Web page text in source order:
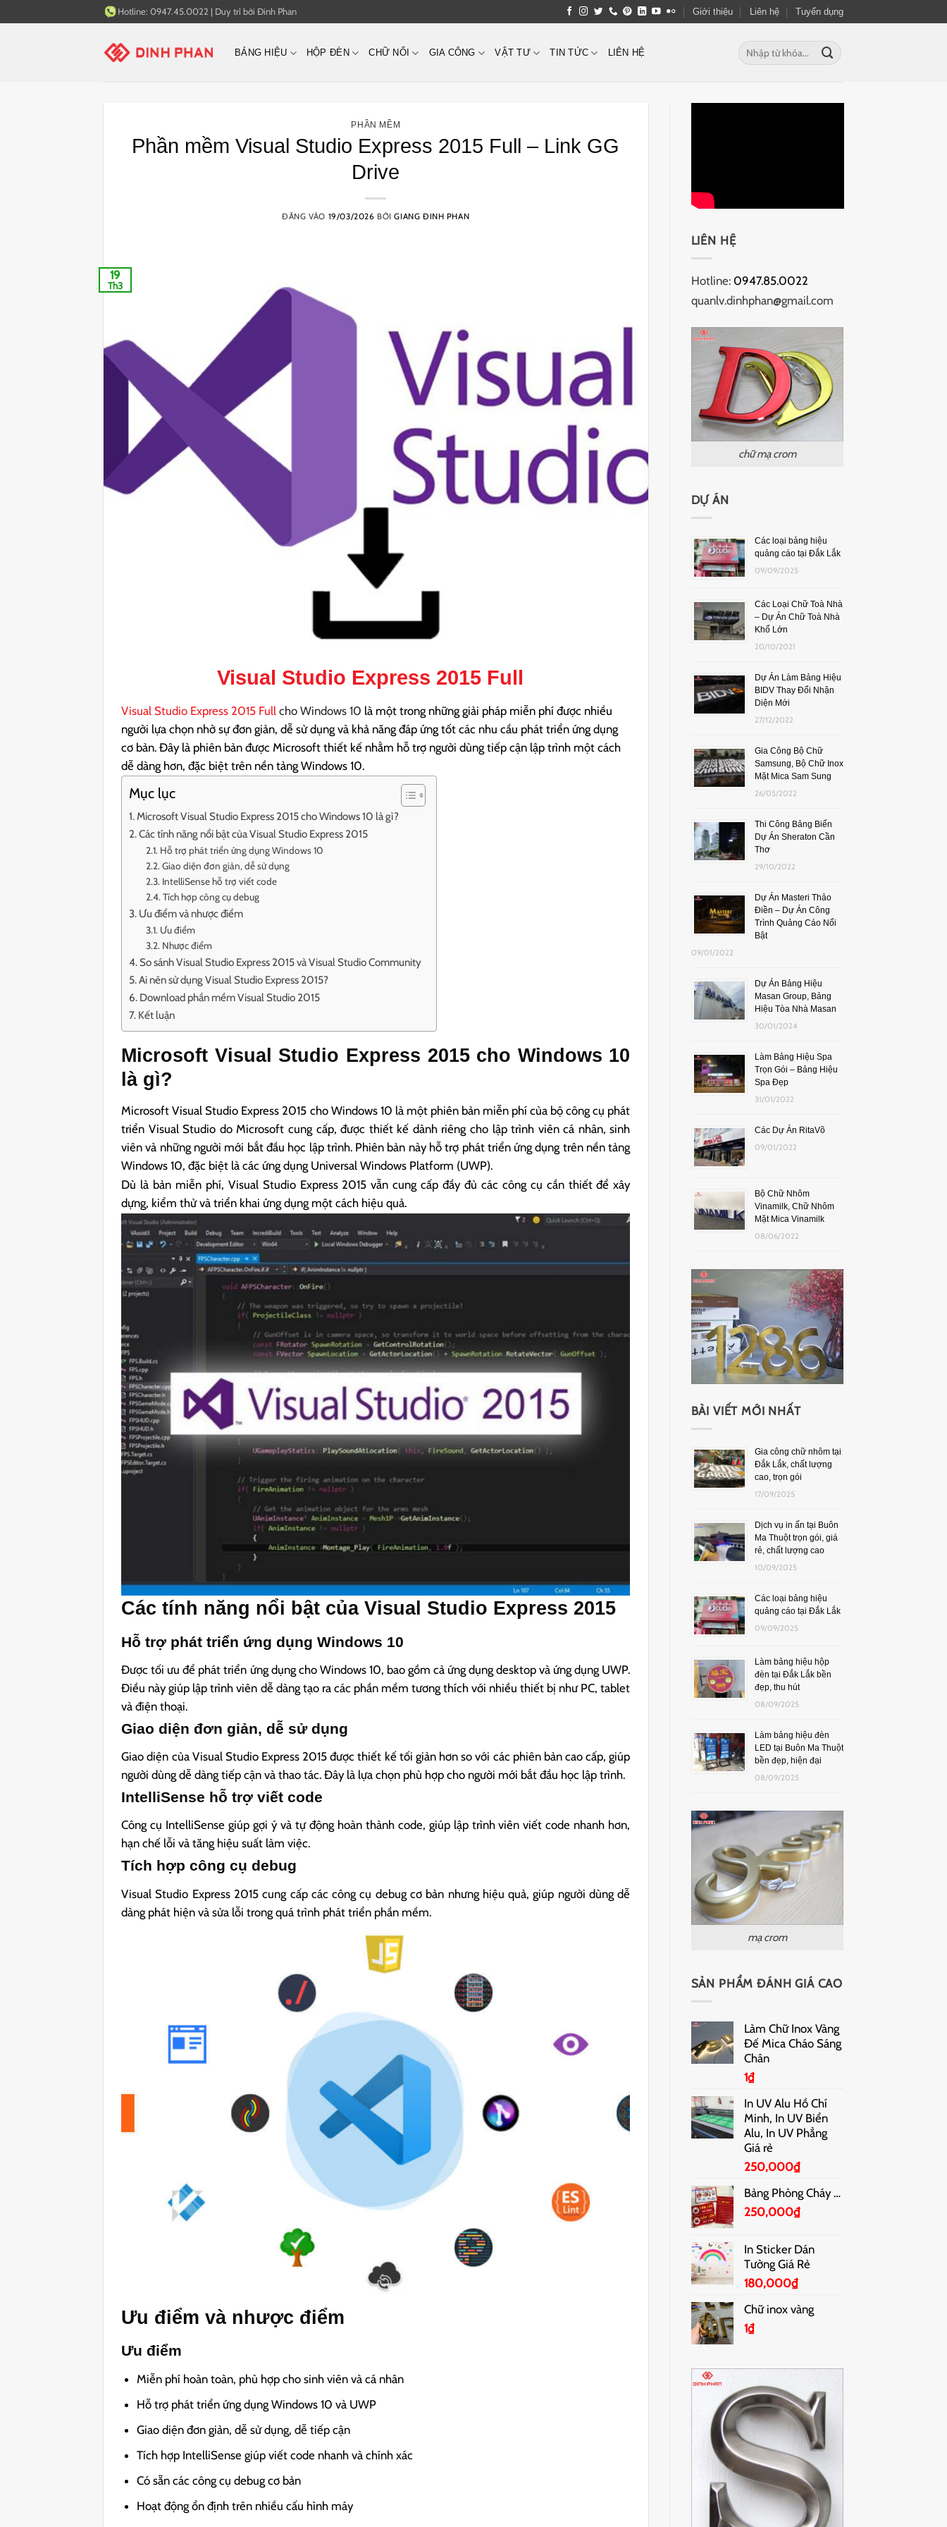
qua
Hotline: 0947.45.0022 | Duy trì bởi Đinh Phan Giới thiệu Liên hệ Tuyển dụng
BẢNG HIỆU HỘP ĐÈN CHỮ NỔI GIA CÔNG VẬT TƯ TIN TỨC LIÊN HỆ
Tìm
kiếm:
PHẦN MỀM
Phần mềm Visual Studio Express 2015 Full – Link GG
Drive
ĐĂNG VÀO 19/03/2026 BỞIGIANG ĐINH PHAN
19
Th3
Visual Studio Express 2015 Full
Visual Studio Express 2015 Fullcho Windows 10 là một trong những giải pháp miễn phí được nhiều
người lựa chọn nhờ sự đơn giản, dễ sử dụng và khả năng đáp ứng tốt các nhu cầu phát triển ứng dụng
cơ bản. Đây là phiên bản được Microsoft thiết kế nhằm hỗ trợ người dùng tiếp cận lập trình một cách
dễ dàng hơn, đặc biệt trên nền tảng Windows 10.
Mục lục
Microsoft Visual Studio Express 2015 cho Windows 10 là gì?
Các tính năng nổi bật của Visual Studio Express 2015
Hỗ trợ phát triển ứng dụng Windows 10
Giao diện đơn giản, dễ sử dụng
IntelliSense hỗ trợ viết code
Tích hợp công cụ debug
Ưu điểm và nhược điểm
Ưu điểm
Nhược điểm
So sánh Visual Studio Express 2015 và Visual Studio Community
Ai nên sử dụng Visual Studio Express 2015?
Download phần mềm Visual Studio 2015
Kết luận
Microsoft Visual Studio Express 2015 cho Windows 10
là gì?
Microsoft Visual Studio Express 2015 cho Windows 10 là một phiên bản miễn phí của bộ công cụ phát
triển Visual Studio do Microsoft cung cấp, được thiết kế dành riêng cho lập trình viên cá nhân, sinh
viên và những người mới bắt đầu học lập trình. Phiên bản này hỗ trợ phát triển ứng dụng trên nền tảng
Windows 10, đặc biệt là các ứng dụng Universal Windows Platform (UWP).
Dù là bản miễn phí, Visual Studio Express 2015 vẫn cung cấp đầy đủ các công cụ cần thiết để xây
dựng, kiểm thử và triển khai ứng dụng một cách hiệu quả.
Các tính năng nổi bật của Visual Studio Express 2015
Hỗ trợ phát triển ứng dụng Windows 10
Được tối ưu để phát triển ứng dụng cho Windows 10, bao gồm cả ứng dụng desktop và ứng dụng UWP.
Điều này giúp lập trình viên dễ dàng tạo ra các phần mềm tương thích với nhiều thiết bị như PC, tablet
và điện thoại.
Giao diện đơn giản, dễ sử dụng
Giao diện của Visual Studio Express 2015 được thiết kế tối giản hơn so với các phiên bản cao cấp, giúp
người dùng dễ dàng tiếp cận và thao tác. Đây là lựa chọn phù hợp cho người mới bắt đầu học lập trình.
IntelliSense hỗ trợ viết code
Công cụ IntelliSense giúp gợi ý và tự động hoàn thành code, giúp lập trình viên viết code nhanh hơn,
hạn chế lỗi và tăng hiệu suất làm việc.
Tích hợp công cụ debug
Visual Studio Express 2015 cung cấp các công cụ debug cơ bản nhưng hiệu quả, giúp người dùng dễ
dàng phát hiện và sửa lỗi trong quá trình phát triển phần mềm.
Ưu điểm và nhược điểm
Ưu điểm
Miễn phí hoàn toàn, phù hợp cho sinh viên và cá nhân
Hỗ trợ phát triển ứng dụng Windows 10 và UWP
Giao diện đơn giản, dễ sử dụng, dễ tiếp cận
Tích hợp IntelliSense giúp viết code nhanh và chính xác
Có sẵn các công cụ debug cơ bản
Hoạt động ổn định trên nhiều cấu hình máy
LIÊN HỆ
Hotline: 0947.85.0022
quanlv.dinhphan@gmail.com
chữ mạ crom
DỰ ÁN
Các loại bảng hiệu
quảng cáo tại Đắk Lắk
09/09/2025
Các Loại Chữ Toà Nhà
– Dự Án Chữ Toà Nhà
Khổ Lớn
20/10/2021
Dự Án Làm Bảng Hiệu
BIDV Thay Đổi Nhận
Diện Mới
27/12/2022
Gia Công Bộ Chữ
Samsung, Bộ Chữ Inox
Mặt Mica Sam Sung
26/05/2022
Thi Công Bảng Biển
Dự Án Sheraton Cần
Thơ
29/10/2022
Dự Án Masteri Thảo
Điền – Dự Án Công
Trình Quảng Cáo Nổi
Bật
09/01/2022
Dự Án Bảng Hiệu
Masan Group, Bảng
Hiệu Tòa Nhà Masan
30/01/2024
Làm Bảng Hiệu Spa
Trọn Gói – Bảng Hiệu
Spa Đẹp
31/01/2022
Các Dự Án RitaVõ
09/01/2022
Bộ Chữ Nhôm
Vinamilk, Chữ Nhôm
Mặt Mica Vinamilk
08/06/2022
BÀI VIẾT MỚI NHẤT
Gia công chữ nhôm tại
Đắk Lắk, chất lượng
cao, trọn gói
17/09/2025
Dịch vụ in ấn tại Buôn
Ma Thuột trọn gói, giá
rẻ, chất lượng cao
10/09/2025
Các loại bảng hiệu
quảng cáo tại Đắk Lắk
09/09/2025
Làm bảng hiệu hộp
đèn tại Đắk Lắk bền
đẹp, thu hút
08/09/2025
Làm bảng hiệu đèn
LED tại Buôn Ma Thuột
bền đẹp, hiện đại
08/09/2025
mạ crom
SẢN PHẨM ĐÁNH GIÁ CAO
Làm Chữ Inox Vàng
Đế Mica Cháo Sáng
Chân
1₫
In UV Alu Hồ Chí
Minh, In UV Biển
Alu, In UV Phẳng
Giá rẻ
250,000₫
Bảng Phòng Cháy Chữa Cháy
250,000₫
In Sticker Dán
Tường Giá Rẻ
180,000₫
Chữ inox vàng
1₫